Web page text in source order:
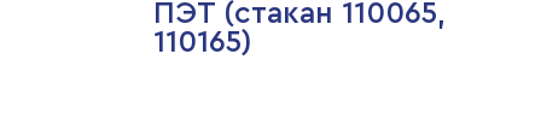
ПЭТ (стакан 110065,
110165)